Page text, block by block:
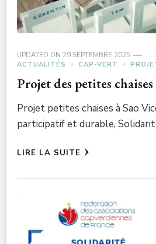
UPDATED ON 29 SEPTEMBRE 2025
ACTUALITÉS
CAP-VERT
Projet des petites chaises
Projet petites chaises à Sao
participatif et durable,
LIRE LA SUITE